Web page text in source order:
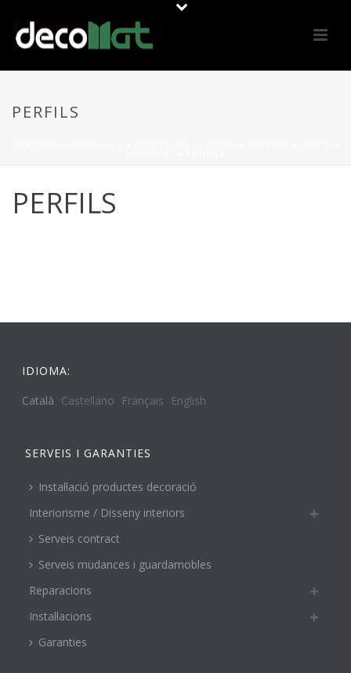
PERFILS
PERFILS
IDIOMA:
Català Castellano Français English
SERVEIS I GARANTIES
Instal·lació productes decoració
Interiorisme / Disseny interiors
Serveis contract
Serveis mudances i guardamobles
Reparacions
Instal·lacions
Garanties